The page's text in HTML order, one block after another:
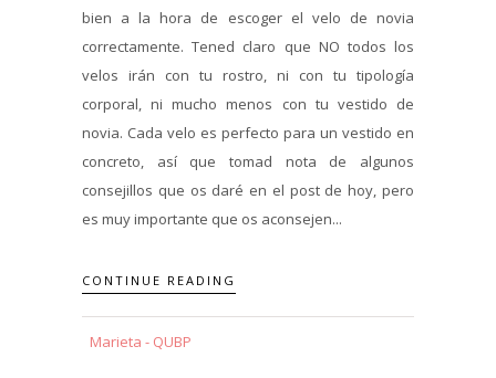
bien a la hora de escoger el velo de novia
correctamente. Tened claro que NO todos los
velos irán con tu rostro, ni con tu tipología
corporal, ni mucho menos con tu vestido de
novia. Cada velo es perfecto para un vestido en
concreto, así que tomad nota de algunos
consejillos que os daré en el post de hoy, pero
es muy importante que os aconsejen...
CONTINUE READING
Marieta - QUBP